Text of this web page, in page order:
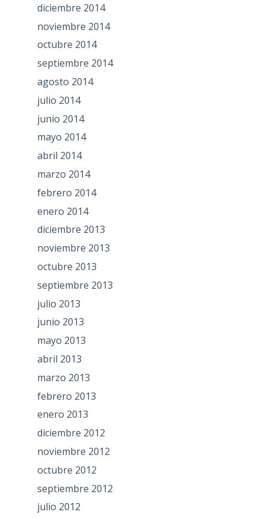
diciembre 2014
noviembre 2014
octubre 2014
septiembre 2014
agosto 2014
julio 2014
junio 2014
mayo 2014
abril 2014
marzo 2014
febrero 2014
enero 2014
diciembre 2013
noviembre 2013
octubre 2013
septiembre 2013
julio 2013
junio 2013
mayo 2013
abril 2013
marzo 2013
febrero 2013
enero 2013
diciembre 2012
noviembre 2012
octubre 2012
septiembre 2012
julio 2012